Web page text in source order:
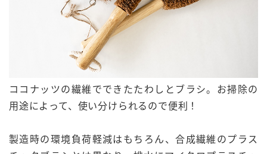
ココナッツの繊維でできたたわしとブラシ。お掃除の
用途によって、使い分けられるので便利！
製造時の環境負荷軽減はもちろん、合成繊維のプラス